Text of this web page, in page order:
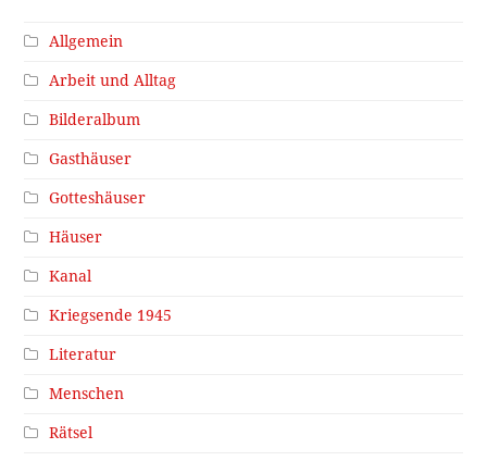
Allgemein
Arbeit und Alltag
Bilderalbum
Gasthäuser
Gotteshäuser
Häuser
Kanal
Kriegsende 1945
Literatur
Menschen
Rätsel